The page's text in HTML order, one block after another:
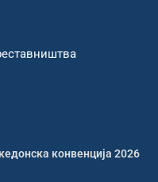
конвенција 2026